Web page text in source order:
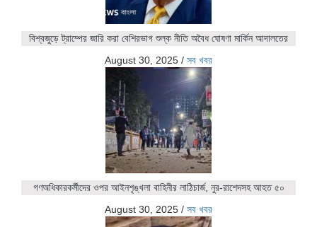
বিশ্বজুড়ে ট্রাম্পের জারি করা বেশিরভাগ শুল্ক নীতি অবৈধ ঘোষণা মার্কিন আদালতের
August 30, 2025 / সব খবর
গণঅধিকারকর্মীদের ওপর আইনশৃঙ্খলা বাহিনীর লাঠিচার্জ, নুর-রাশেদসহ আহত ৫০
August 30, 2025 / সব খবর